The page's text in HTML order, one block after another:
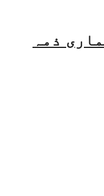
ذمہ